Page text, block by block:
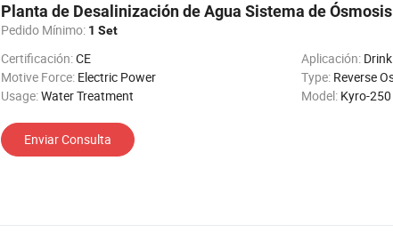
Planta de Desalinización de Agua Sistema de
Pedido Mínimo: 1 Set
Certificación:CE Aplicación:
Motive Force: Electric Power Type: Reverse
Usage:Water Treatment Model: Kyro-250
Enviar Consulta